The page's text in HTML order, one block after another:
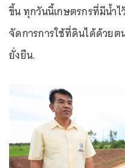
ขึ้น ทุกวันนี้เกษตรกรที่มีน้ำไ
จัดการการใช้ที่ดินได้ด้วยต
ยั่งยืน.